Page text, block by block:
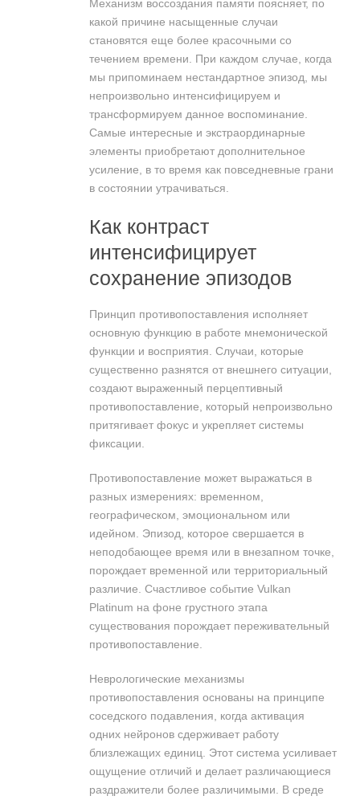
Механизм воссоздания памяти поясняет, по
какой причине насыщенные случаи
становятся еще более красочными со
течением времени. При каждом случае, когда
мы припоминаем нестандартное эпизод, мы
непроизвольно интенсифицируем и
трансформируем данное воспоминание.
Самые интересные и экстраординарные
элементы приобретают дополнительное
усиление, в то время как повседневные грани
в состоянии утрачиваться.
Как контраст
интенсифицирует
сохранение эпизодов
Принцип противопоставления исполняет
основную функцию в работе мнемонической
функции и восприятия. Случаи, которые
существенно разнятся от внешнего ситуации,
создают выраженный перцептивный
противопоставление, который непроизвольно
притягивает фокус и укрепляет системы
фиксации.
Противопоставление может выражаться в
разных измерениях: временном,
географическом, эмоциональном или
идейном. Эпизод, которое свершается в
неподобающее время или в внезапном точке,
порождает временной или территориальный
различие. Счастливое событие Vulkan
Platinum на фоне грустного этапа
существования порождает переживательный
противопоставление.
Неврологические механизмы
противопоставления основаны на принципе
соседского подавления, когда активация
одних нейронов сдерживает работу
близлежащих единиц. Этот система усиливает
ощущение отличий и делает различающиеся
раздражители более различимыми. В среде